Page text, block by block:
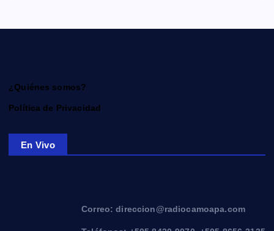
¿Quiénes somos?
Política de Privacidad
En Vivo
Correo: direccion@radiocamoapa.com